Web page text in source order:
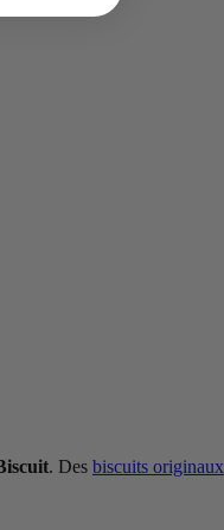
. Des biscuits originaux